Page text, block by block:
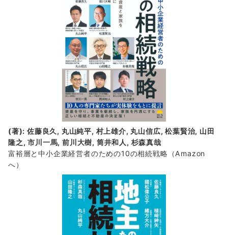
(著): 佐藤良久, 丸山純平, 村上雄介, 丸山信広, 松葉賢治, 山田
隆之, 市川一馬, 前川大樹, 筒井和人, 杉森真哉
富裕層と中小企業経営者のための10の相続戦略 （Amazon
へ）